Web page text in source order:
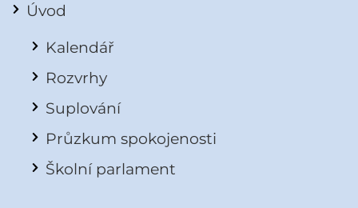
Úvod
Kalendář
Rozvrhy
Suplování
Průzkum spokojenosti
Školní parlament